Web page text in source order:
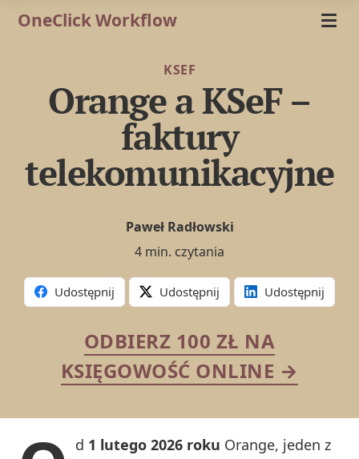
OneClick Workflow
KSEF
Orange a KSeF –
faktury
telekomunikacyjne
Paweł Radłowski
4 min. czytania
Udostępnij Udostępnij Udostępnij
ODBIERZ 100 ZŁ NA
KSIĘGOWOŚĆ ONLINE →
d 1 lutego 2026 roku Orange, jeden z